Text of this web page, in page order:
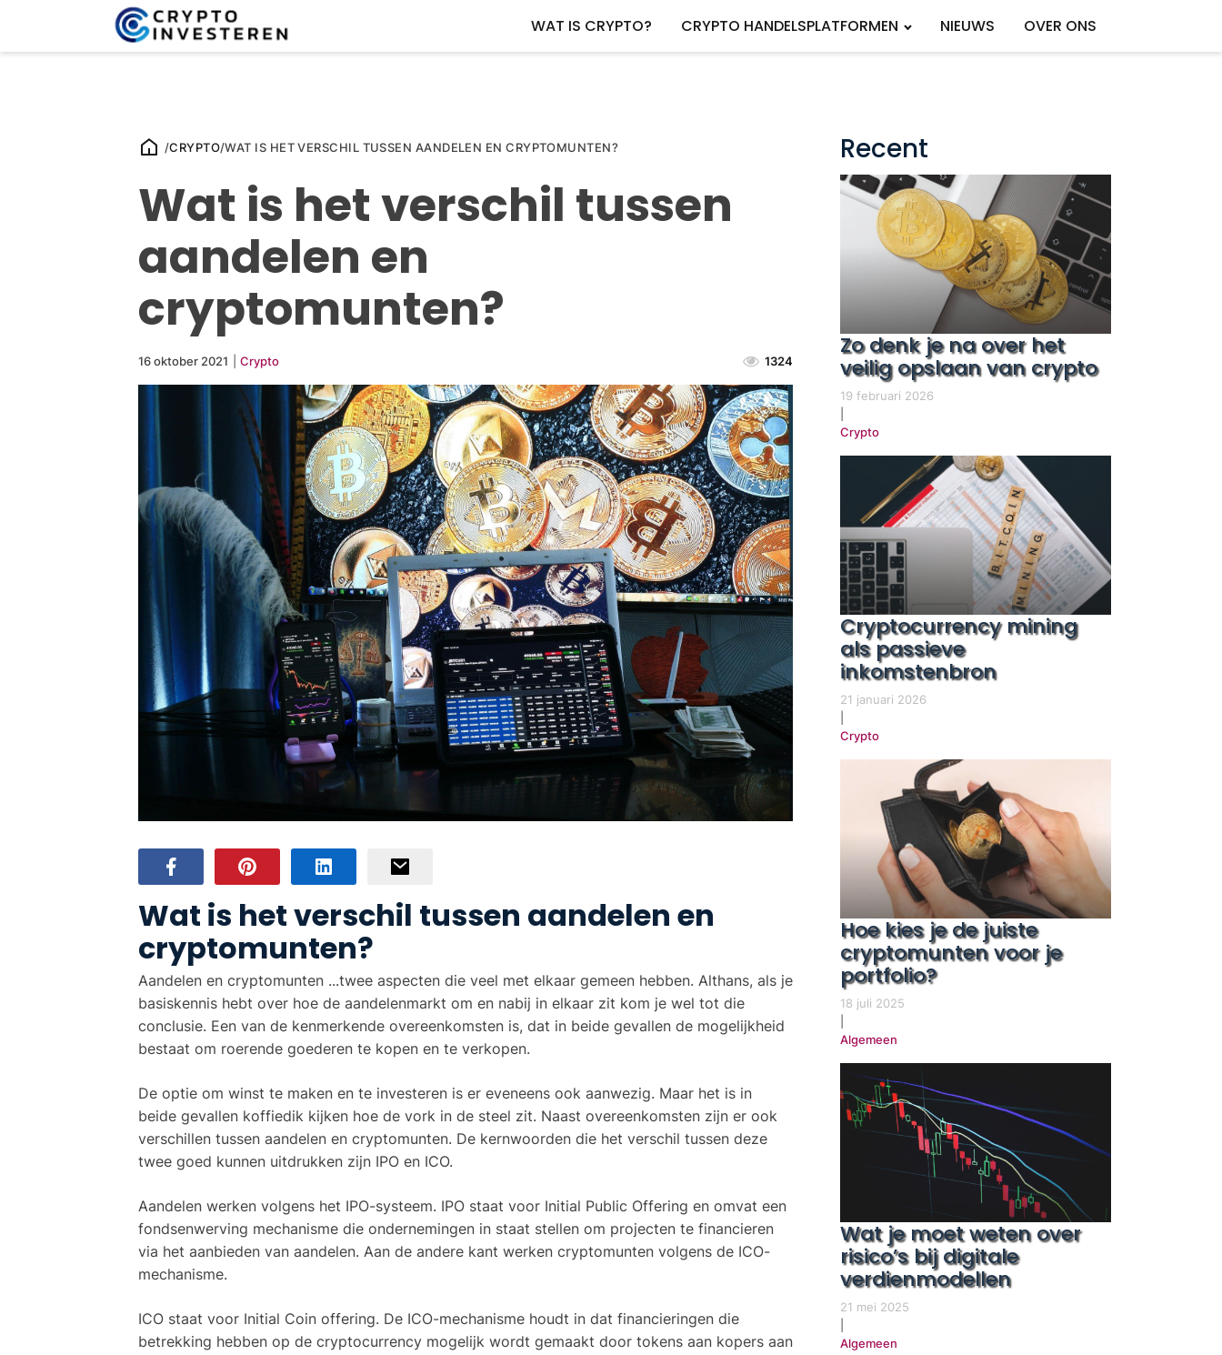
WAT IS CRYPTO? CRYPTO HANDELSPLATFORMEN NIEUWS OVER ONS
/CRYPTO/WAT IS HET VERSCHIL TUSSEN AANDELEN EN CRYPTOMUNTEN?
Wat is het verschil tussen
aandelen en
cryptomunten?
16 oktober 2021 Crypto 1324
Wat is het verschil tussen aandelen en
cryptomunten?
Aandelen en cryptomunten ...twee aspecten die veel met elkaar gemeen hebben. Althans, als je
basiskennis hebt over hoe de aandelenmarkt om en nabij in elkaar zit kom je wel tot die
conclusie. Een van de kenmerkende overeenkomsten is, dat in beide gevallen de mogelijkheid
bestaat om roerende goederen te kopen en te verkopen.
De optie om winst te maken en te investeren is er eveneens ook aanwezig. Maar het is in
beide gevallen koffiedik kijken hoe de vork in de steel zit. Naast overeenkomsten zijn er ook
verschillen tussen aandelen en cryptomunten. De kernwoorden die het verschil tussen deze
twee goed kunnen uitdrukken zijn IPO en ICO.
Aandelen werken volgens het IPO-systeem. IPO staat voor Initial Public Offering en omvat een
fondsenwerving mechanisme die ondernemingen in staat stellen om projecten te financieren
via het aanbieden van aandelen. Aan de andere kant werken cryptomunten volgens de ICO-
mechanisme.
ICO staat voor Initial Coin offering. De ICO-mechanisme houdt in dat financieringen die
betrekking hebben op de cryptocurrency mogelijk wordt gemaakt door tokens aan kopers aan
Recent
Zo denk je na over het
veilig opslaan van crypto
19 februari 2026
Crypto
Cryptocurrency mining
als passieve
inkomstenbron
21 januari 2026
Crypto
Hoe kies je de juiste
cryptomunten voor je
portfolio?
18 juli 2025
Algemeen
Wat je moet weten over
risico’s bij digitale
verdienmodellen
21 mei 2025
Algemeen